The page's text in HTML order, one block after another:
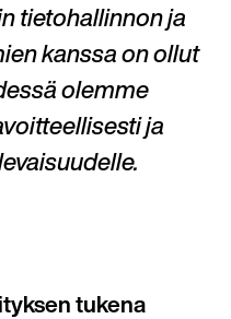
tietohallinnon ja
kanssa on ollut
olemme
ja
tukena